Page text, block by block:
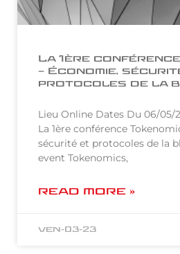
La 1ère
– Économie,
protocoles de la
Lieu Online Dates Du 06/05/
La 1ère conférence
sécurité et protocoles de la
event Tokenomics,
READ MORE »
ven-03-23